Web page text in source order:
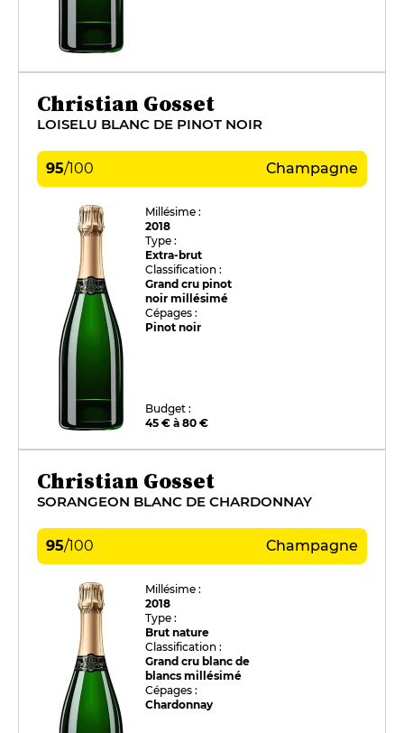
Christian Gosset
LOISELU BLANC DE PINOT NOIR
95/100 Champagne
Millésime :
2018
Type :
Extra-brut
Classification :
Grand cru pinot
noir millésimé
Cépages :
Pinot noir
Budget :
45 € à 80 €
Christian Gosset
SORANGEON BLANC DE CHARDONNAY
95/100 Champagne
Millésime :
2018
Type :
Brut nature
Classification :
Grand cru blanc de
blancs millésimé
Cépages :
Chardonnay